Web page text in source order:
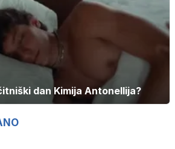
dan Kimija Antonellija?